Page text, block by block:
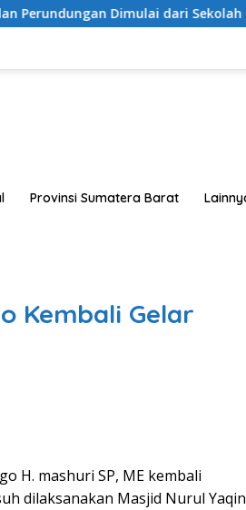
Dimulai dari Sekolah Buka
Provinsi Sumatera Barat
Kembali Gelar
H. mashuri SP, ME kembali
dilaksanakan Masjid Nurul Yaqin